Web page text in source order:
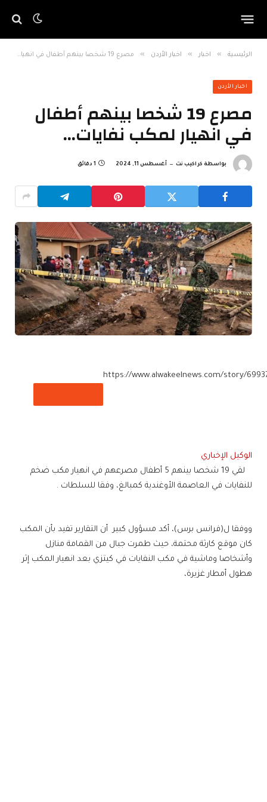
الرئيسية » اخبار » اخبار الأردن » مصرع 19 شخصا بينهم أطفال في انهيار لمكب نفايات…
اخبار الأردن
مصرع 19 شخصا بينهم أطفال
في انهيار لمكب نفايات…
بواسطة كراكيب نت أغسطس 11, 2024 1 دقائق
https://www.alwakeelnews.com/story/
الوكيل الإخباري
لقي 19 شخصا بينهم 5 أطفال مصرعهم في انهيار مكب ضخم
للنفايات في العاصمة الأوغندية كمبالغ، وفقا للسلطات .
ووفقا ل(فرانس برس)، أكد مسؤول كبير
أن التقارير تفيد بأن المكب
كان موقع كارثة محتمة، حيث طمرت جبال من القمامة منازل
وأشخاصا وماشية في مكب النفايات في كيتزي بعد انهيار المكب إثر
هطول أمطار غزيرة،